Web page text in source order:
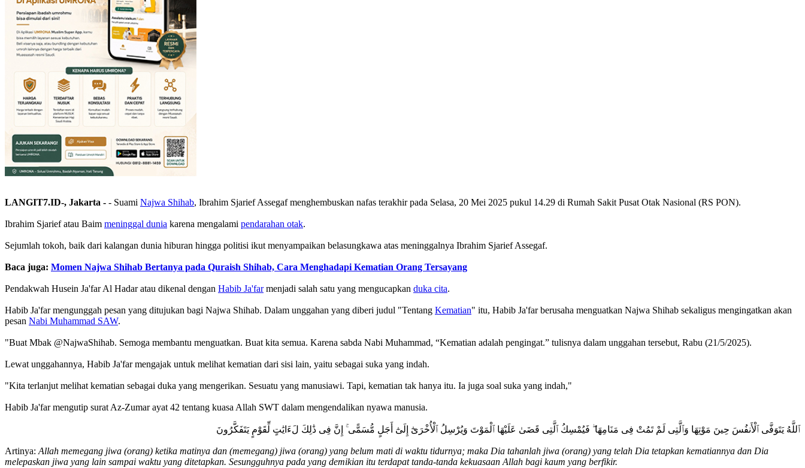
LANGIT7.ID-, Jakarta - - Suami Najwa Shihab, Ibrahim Sjarief Assegaf menghembuskan nafas terakhir pada Selasa, 20 Mei 2025 pukul 14.29 di Rumah Sakit Pusat Otak Nasional (RS PON).
Ibrahim Sjarief atau Baim meninggal dunia karena mengalami pendarahan otak.
Sejumlah tokoh, baik dari kalangan dunia hiburan hingga politisi ikut menyampaikan belasungkawa atas meninggalnya Ibrahim Sjarief Assegaf.
Baca juga: Momen Najwa Shihab Bertanya pada Quraish Shihab, Cara Menghadapi Kematian Orang Tersayang
Pendakwah Husein Ja'far Al Hadar atau dikenal dengan Habib Ja'farmenjadi salah satu yang mengucapkan duka cita.
Habib Ja'far mengunggah pesan yang ditujukan bagi Najwa Shihab. Dalam unggahan yang diberi judul "Tentang Kematian" itu, Habib Ja'far berusaha menguatkan Najwa Shihab sekaligus mengingatkan akan
pesan Nabi Muhammad SAW.
"Buat Mbak @NajwaShihab. Semoga membantu menguatkan. Buat kita semua. Karena sabda Nabi Muhammad, “Kematian adalah pengingat.” tulisnya dalam unggahan tersebut, Rabu (21/5/2025).
Lewat unggahannya, Habib Ja'far mengajak untuk melihat kematian dari sisi lain, yaitu sebagai suka yang indah.
"Kita terlanjut melihat kematian sebagai duka yang mengerikan. Sesuatu yang manusiawi. Tapi, kematian tak hanya itu. Ia juga soal suka yang indah,"
Habib Ja'far mengutip surat Az-Zumar ayat 42 tentang kuasa Allah SWT dalam mengendalikan nyawa manusia.
ٱللَّهُ يَتَوَفَّى ٱلْأَنفُسَ حِينَ مَوْتِهَا وَٱلَّتِى لَمْ تَمُتْ فِى مَنَامِهَا ۖ فَيُمْسِكُ ٱلَّتِى قَضَىٰ عَلَيْهَا ٱلْمَوْتَ وَيُرْسِلُ ٱلْأُخْرَىٰٓ إِلَىٰٓ أَجَلٍ مُّسَمًّى ۚ إِنَّ فِى ذَٰلِكَ لَءَايَٰتٍ لِّقَوْمٍ يَتَفَكَّرُونَ
Artinya: Allah memegang jiwa (orang) ketika matinya dan (memegang) jiwa (orang) yang belum mati di waktu tidurnya; maka Dia tahanlah jiwa (orang) yang telah Dia tetapkan kematiannya dan Dia
melepaskan jiwa yang lain sampai waktu yang ditetapkan. Sesungguhnya pada yang demikian itu terdapat tanda-tanda kekuasaan Allah bagi kaum yang berfikir.